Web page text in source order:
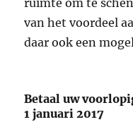
ruimte om te
van het voordeel
daar ook een
Betaal uw
1 januari 2017